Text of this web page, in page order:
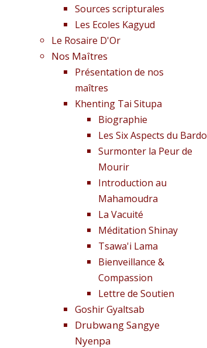
Sources scripturales
Les Ecoles Kagyud
Le Rosaire D'Or
Nos Maîtres
Présentation de nos
maîtres
Khenting Tai Situpa
Biographie
Les Six Aspects du Bardo
Surmonter la Peur de
Mourir
Introduction au
Mahamoudra
La Vacuité
Méditation Shinay
Tsawa'i Lama
Bienveillance &
Compassion
Lettre de Soutien
Goshir Gyaltsab
Drubwang Sangye
Nyenpa